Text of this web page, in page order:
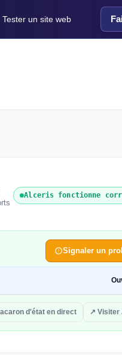
Tester un site web
Alceris fonctionne
Signaler un
d'état en direct ↗ Visiter